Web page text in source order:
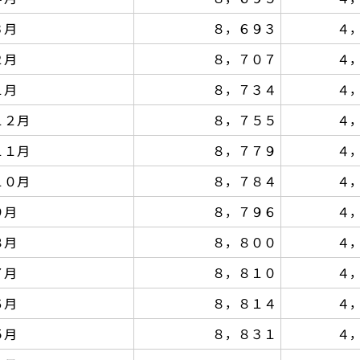
８，６９３
４
８，７０７
４
８，７３４
４
月
８，７５５
４
月
８，７７９
４
月
８，７８４
４
８，７９６
４
８，８００
４
８，８１０
４
８，８１４
４
８，８３１
４